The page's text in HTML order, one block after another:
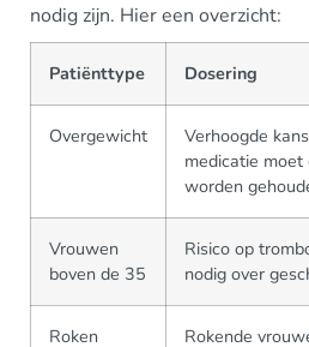
nodig zijn. Hier een overzicht:
Patiënttype Dosering
Overgewicht
Verhoogde
medicatie
worden
Vrouwen
boven de 35
Risico op
nodig over
Roken Rokende